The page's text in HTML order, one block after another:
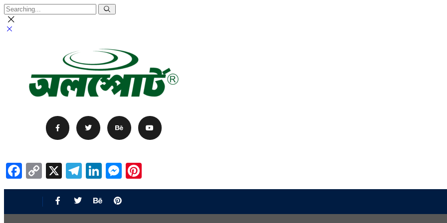
Facebook
Copy
Link
X Telegram
LinkedIn
Messenger